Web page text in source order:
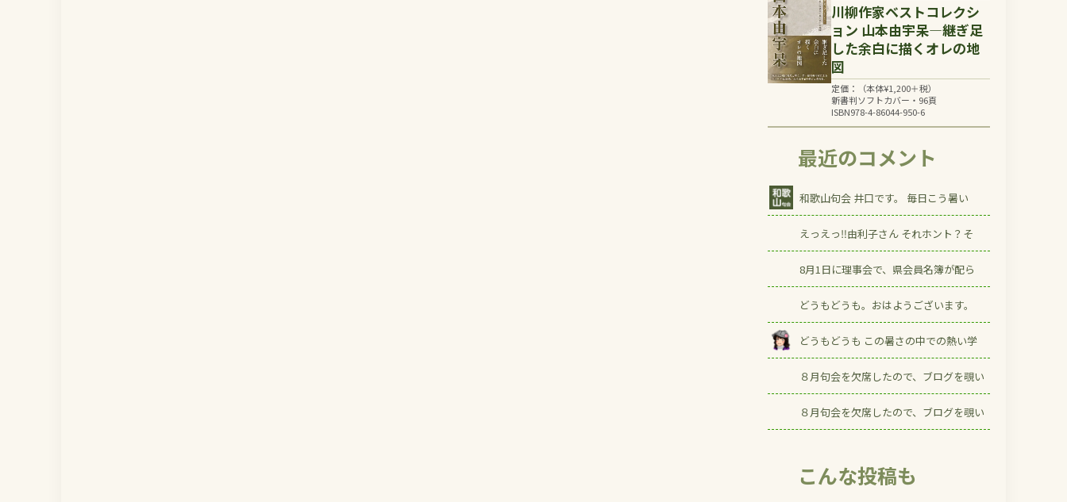
川柳作家ベストコレクシ
ョン 山本由宇呆―継ぎ足
した余白に描くオレの地
図
定価：（本体¥1,200＋税）
新書判ソフトカバー・96頁
ISBN978-4-86044-950-6
最近のコメント
和歌山句会 井口です。 毎日こう暑い
えっえっ‼由利子さん それホント？そ
8月1日に理事会で、県会員名簿が配ら
どうもどうも。おはようございます。
どうもどうも この暑さの中での熱い学
８月句会を欠席したので、ブログを覗い
８月句会を欠席したので、ブログを覗い
こんな投稿も